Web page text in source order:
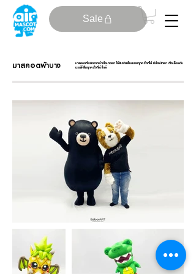
Sale
มาสคอตผ้าบาง
มาสคอตที่ผลิตจากผ้าเนื้อบางเบา ให้สัมผัสเย็นสบายทุกครั้งที่ใส่ มีน้ำหนักเบา ดีไซน์โดดเด่น
ชวนให้ยิ้มทุกครั้งที่เข้าใกล้